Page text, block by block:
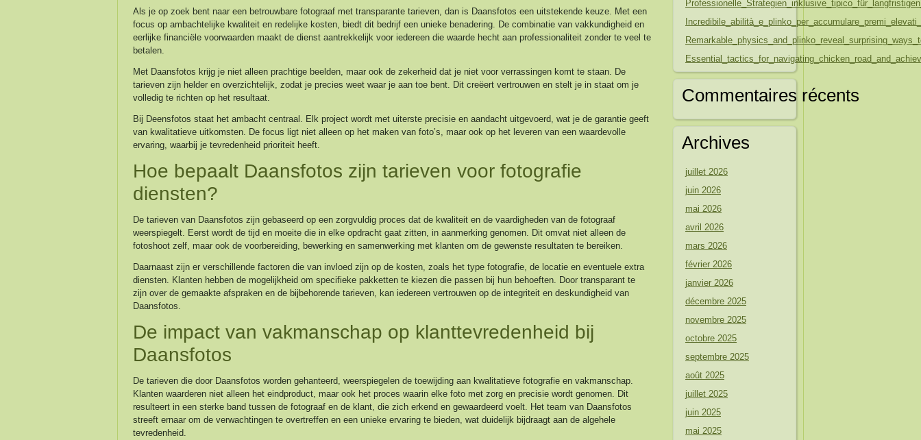
Als je op zoek bent naar een betrouwbare fotograaf met transparante tarieven, dan is Daansfotos een uitstekende keuze. Met een
focus op ambachtelijke kwaliteit en redelijke kosten, biedt dit bedrijf een unieke benadering. De combinatie van vakkundigheid en
eerlijke financiële voorwaarden maakt de dienst aantrekkelijk voor iedereen die waarde hecht aan professionaliteit zonder te veel te
betalen.
Met Daansfotos krijg je niet alleen prachtige beelden, maar ook de zekerheid dat je niet voor verrassingen komt te staan. De
tarieven zijn helder en overzichtelijk, zodat je precies weet waar je aan toe bent. Dit creëert vertrouwen en stelt je in staat om je
volledig te richten op het resultaat.
Bij Deensfotos staat het ambacht centraal. Elk project wordt met uiterste precisie en aandacht uitgevoerd, wat je de garantie geeft
van kwalitatieve uitkomsten. De focus ligt niet alleen op het maken van foto’s, maar ook op het leveren van een waardevolle
ervaring, waarbij je tevredenheid prioriteit heeft.
Hoe bepaalt Daansfotos zijn tarieven voor fotografie
diensten?
De tarieven van Daansfotos zijn gebaseerd op een zorgvuldig proces dat de kwaliteit en de vaardigheden van de fotograaf
weerspiegelt. Eerst wordt de tijd en moeite die in elke opdracht gaat zitten, in aanmerking genomen. Dit omvat niet alleen de
fotoshoot zelf, maar ook de voorbereiding, bewerking en samenwerking met klanten om de gewenste resultaten te bereiken.
Daarnaast zijn er verschillende factoren die van invloed zijn op de kosten, zoals het type fotografie, de locatie en eventuele extra
diensten. Klanten hebben de mogelijkheid om specifieke pakketten te kiezen die passen bij hun behoeften. Door transparant te
zijn over de gemaakte afspraken en de bijbehorende tarieven, kan iedereen vertrouwen op de integriteit en deskundigheid van
Daansfotos.
De impact van vakmanschap op klanttevredenheid bij
Daansfotos
De tarieven die door Daansfotos worden gehanteerd, weerspiegelen de toewijding aan kwalitatieve fotografie en vakmanschap.
Klanten waarderen niet alleen het eindproduct, maar ook het proces waarin elke foto met zorg en precisie wordt genomen. Dit
resulteert in een sterke band tussen de fotograaf en de klant, die zich erkend en gewaardeerd voelt. Het team van Daansfotos
streeft ernaar om de verwachtingen te overtreffen en een unieke ervaring te bieden, wat duidelijk bijdraagt aan de algehele
tevredenheid.
Commentaires récents
Archives
juillet 2026
juin 2026
mai 2026
avril 2026
mars 2026
février 2026
janvier 2026
décembre 2025
novembre 2025
octobre 2025
septembre 2025
août 2025
juillet 2025
juin 2025
mai 2025